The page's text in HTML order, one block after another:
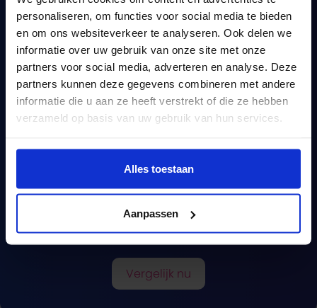
personaliseren, om functies voor social media te bieden
en om ons websiteverkeer te analyseren. Ook delen we
informatie over uw gebruik van onze site met onze
partners voor social media, adverteren en analyse. Deze
partners kunnen deze gegevens combineren met andere
informatie die u aan ze heeft verstrekt of die ze hebben
verzameld op basis van uw gebruik van hun services.
Alles toestaan
Aanpassen
Een complete
hypotheekvergelijking?
Wij vergelijken méér dan 670 hypotheken.
Vergelijk nu